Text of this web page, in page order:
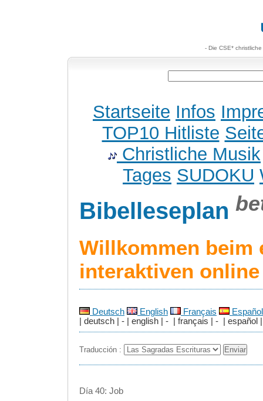
- Die CSE*
Startseite Infos
TOP10 Hitliste
Christliche Musik
Tages SUDOKU
Bibelleseplan
Willkommen beim
interaktiven
Deutsch English Français
Español
| deutsch | - | english | - | français | - | español |
Traducción :
Día 40: Job